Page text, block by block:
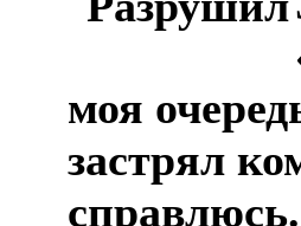
моя
застрял